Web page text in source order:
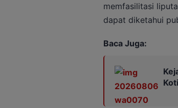
memfasilitasi
dapat diketahui
Baca Juga: